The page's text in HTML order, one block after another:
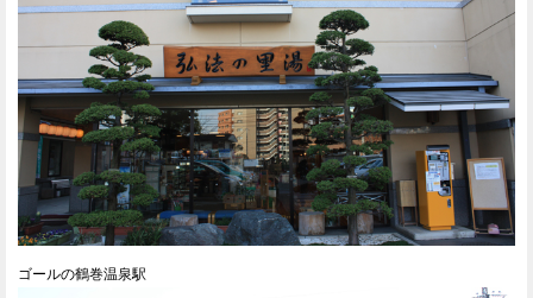
ゴールの鶴巻温泉駅